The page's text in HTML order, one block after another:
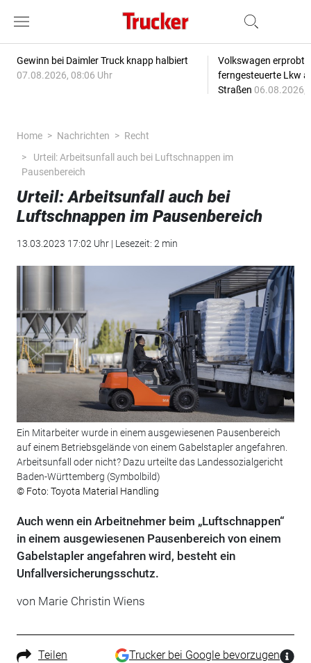
Gewinn bei Daimler Truck knapp halbiert
07.08.2026, 08:06 Uhr
Volkswagen erprobt
ferngesteuerte Lkw
Straßen 06.08.2026,
Home Nachrichten
Recht
Urteil: Arbeitsunfall auch bei Luftschnappen im
Pausenbereich
Urteil: Arbeitsunfall auch bei
Luftschnappen im Pausenbereich
13.03.2023 17:02 Uhr | Lesezeit: 2 min
Ein Mitarbeiter wurde in einem ausgewiesenen Pausenbereich
auf einem Betriebsgelände von einem Gabelstapler angefahren.
Arbeitsunfall oder nicht? Dazu urteilte das Landessozialgericht
Baden-Württemberg (Symbolbild)
© Foto: Toyota Material Handling
Auch wenn ein Arbeitnehmer beim „Luftschnappen“
in einem ausgewiesenen Pausenbereich von einem
Gabelstapler angefahren wird, besteht ein
Unfallversicherungsschutz.
von Marie Christin Wiens
Teilen Trucker bei Google bevorzugen